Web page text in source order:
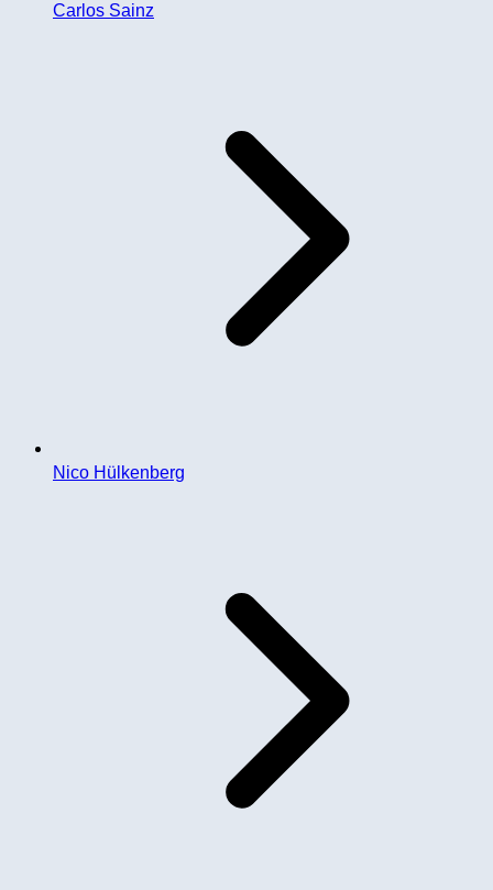
Carlos Sainz
Nico Hülkenberg